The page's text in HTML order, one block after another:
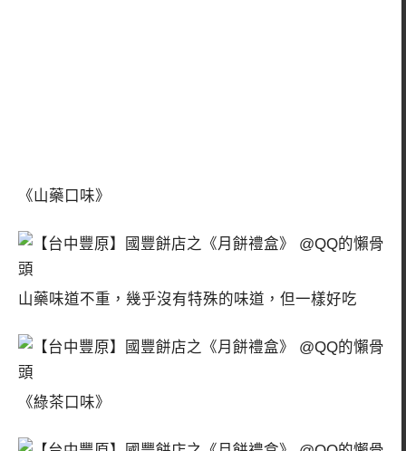
《山藥口味》
山藥味道不重，幾乎沒有特殊的味道，但一樣好吃
《綠茶口味》